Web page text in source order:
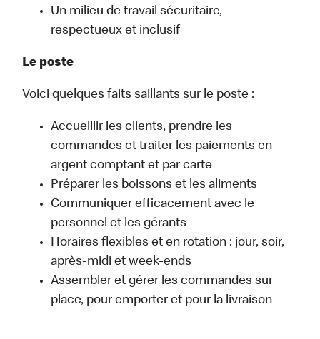
Un milieu de travail sécuritaire,
respectueux et inclusif
Le poste
Voici quelques faits saillants sur le poste :
Accueillir les clients, prendre les
commandes et traiter les paiements en
argent comptant et par carte
Préparer les boissons et les aliments
Communiquer efficacement avec le
personnel et les gérants
Horaires flexibles et en rotation : jour, soir,
après-midi et week-ends
Assembler et gérer les commandes sur
place, pour emporter et pour la livraison